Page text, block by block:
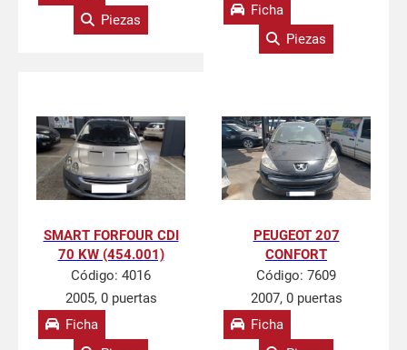
Piezas
Ficha
Piezas
SMART FORFOUR CDI
70 KW (454.001)
Código: 4016
2005, 0 puertas
Ficha
PEUGEOT 207
CONFORT
Código: 7609
2007, 0 puertas
Ficha